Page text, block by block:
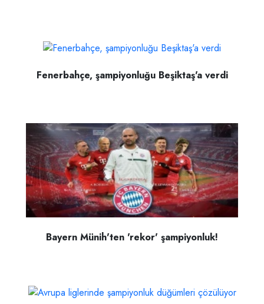
Fenerbahçe, şampiyonluğu Beşiktaş'a verdi
Bayern Münih'ten 'rekor' şampiyonluk!